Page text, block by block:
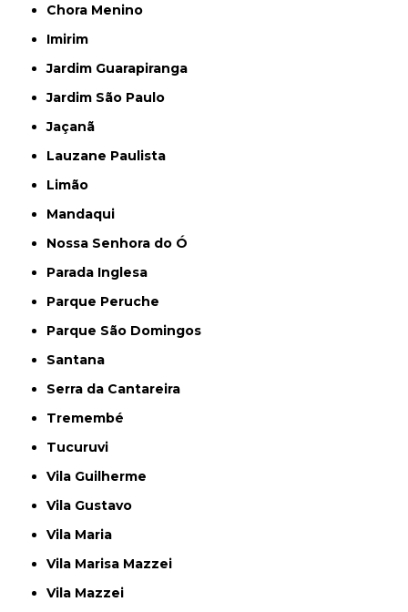
Chora Menino
Imirim
Jardim Guarapiranga
Jardim São Paulo
Jaçanã
Lauzane Paulista
Limão
Mandaqui
Nossa Senhora do Ó
Parada Inglesa
Parque Peruche
Parque São Domingos
Santana
Serra da Cantareira
Tremembé
Tucuruvi
Vila Guilherme
Vila Gustavo
Vila Maria
Vila Marisa Mazzei
Vila Mazzei